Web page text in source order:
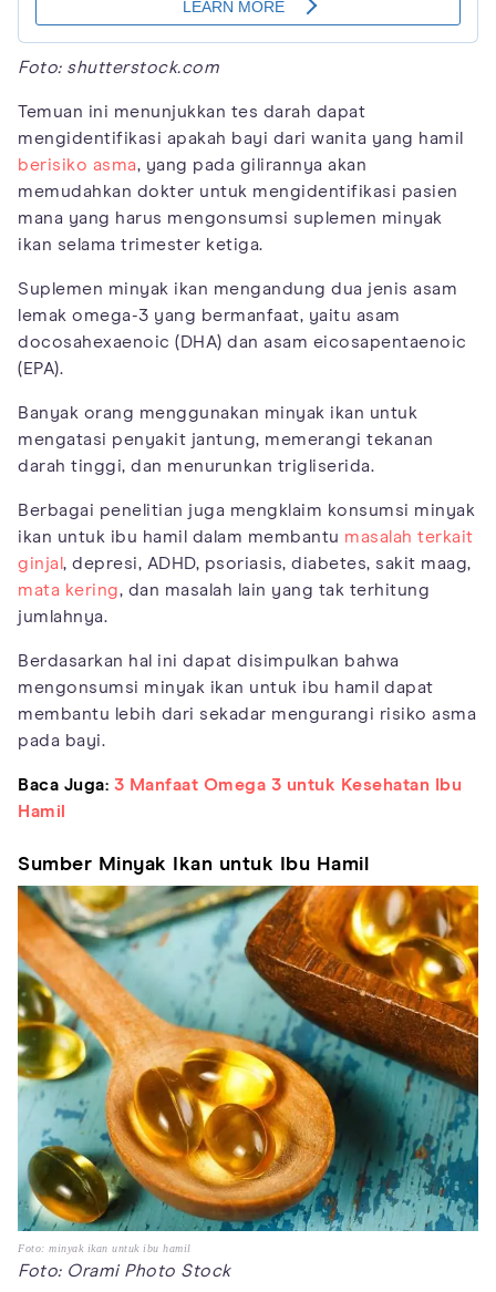
Foto: shutterstock.com
Temuan ini menunjukkan tes darah dapat
mengidentifikasi apakah bayi dari wanita yang hamil
berisiko asma, yang pada gilirannya akan
memudahkan dokter untuk mengidentifikasi pasien
mana yang harus mengonsumsi suplemen minyak
ikan selama trimester ketiga.
Suplemen minyak ikan mengandung dua jenis asam
lemak omega-3 yang bermanfaat, yaitu asam
docosahexaenoic (DHA) dan asam eicosapentaenoic
(EPA).
Banyak orang menggunakan minyak ikan untuk
mengatasi penyakit jantung, memerangi tekanan
darah tinggi, dan menurunkan trigliserida.
Berbagai penelitian juga mengklaim konsumsi minyak
ikan untuk ibu hamil dalam membantu masalah terkait
ginjal , depresi, ADHD, psoriasis, diabetes, sakit maag,
mata kering, dan masalah lain yang tak terhitung
jumlahnya.
Berdasarkan hal ini dapat disimpulkan bahwa
mengonsumsi minyak ikan untuk ibu hamil dapat
membantu lebih dari sekadar mengurangi risiko asma
pada bayi.
Baca Juga: 3 Manfaat Omega 3 untuk Kesehatan Ibu
Hamil
Sumber Minyak Ikan untuk Ibu Hamil
Foto: minyak ikan untuk ibu hamil
Foto: Orami Photo Stock